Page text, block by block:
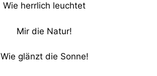
Wie herrlich leuchtet
Mir die Natur!
Wie glänzt die Sonne!